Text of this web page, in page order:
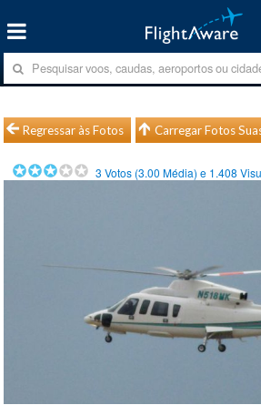
Regressar às Fotos Carregar Fotos
3 Votos (3.00 Média) e 1.408